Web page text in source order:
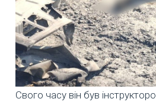
Свого часу він був